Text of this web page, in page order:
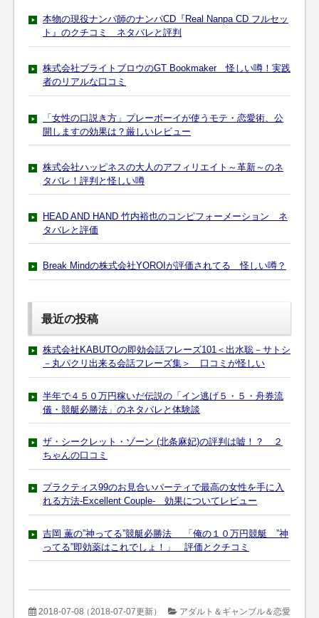
本物の現役ナンパ師のナンパCD『Real Nanpa CD フルセッ
ト』のクチコミ ネタバレと評判
株式会社ブライトブロウのGT Bookmaker 怪しい噂！実践
者のリアルな口コミ
「女性の口説き方」プレーボーイが使うモテ・恋愛術、公
開しますの効果は？厳しいレビュー
株式会社ハッピネスの大人のアフィリエイト～革新～のネ
タバレ！評判と怪しい噂
HEAD AND HAND 竹内裕也のコンピフォーメーション ネ
タバレと評価
Break Mindの株式会社YOROIが評価されてる 怪しい噂？
最近の投稿
株式会社KABUTOの即効会話フレーズ101＜出水聡－サトシ
－丸パクリ出来る会話フレーズ集＞ 口コミが怪しい
半年で４５０万円稼いだ伝説の「イン逃げ５・５・舟券流
儀・競艇必勝法」のネタバレと体験談
ザ・シークレット・ゾーン (北条麻妃)の評判は嘘！？ ２
ちゃんの口コミ
プラクティス99のお見合いパーティで最高の女性を手に入
れる方法-Excellent Couple- 効果についてレビュー
吉岡 薫の”神ってる”競艇必勝法 「俺の１０万円競艇 ”神
ってる”即効薬はこれでしょ！」 評価とクチコミ
2018-07-08（2018-07-07更新）
アダルト＆ギャンブル＆恋愛